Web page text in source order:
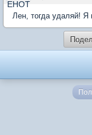
Лен, тогда удаляй! Я